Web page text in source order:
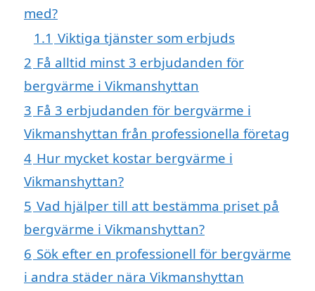
med?
1.1 Viktiga tjänster som erbjuds
2 Få alltid minst 3 erbjudanden för
bergvärme i Vikmanshyttan
3 Få 3 erbjudanden för bergvärme i
Vikmanshyttan från professionella företag
4 Hur mycket kostar bergvärme i
Vikmanshyttan?
5 Vad hjälper till att bestämma priset på
bergvärme i Vikmanshyttan?
6 Sök efter en professionell för bergvärme
i andra städer nära Vikmanshyttan